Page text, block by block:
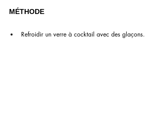
MÉTHODE
Refroidir un verre à cocktail avec des glaçons.